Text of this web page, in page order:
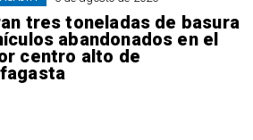
tres toneladas de basura
abandonados en el
centro alto de